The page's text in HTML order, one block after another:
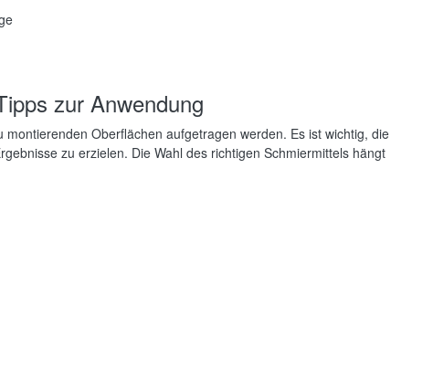
zur Anwendung
Oberflächen aufgetragen werden. Es ist wichtig, die
zu erzielen. Die Wahl des richtigen Schmiermittels hängt